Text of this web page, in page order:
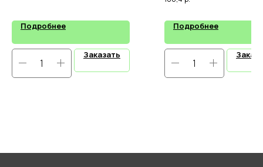
Подробнее
Заказать
Подробнее